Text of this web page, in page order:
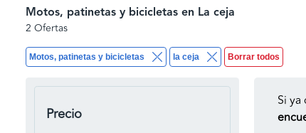
Motos, patinetas y bicicletas la ceja Borrar todos
Motos, patinetas y bicicletas en La ceja
2 Ofertas
Precio
Si